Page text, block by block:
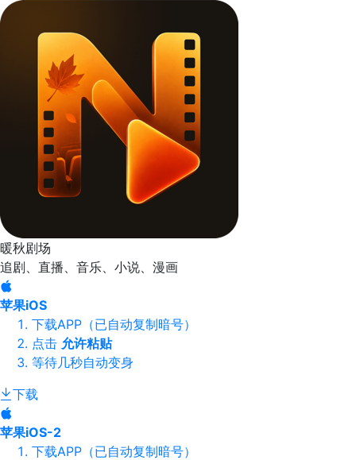
暖秋剧场
追剧、直播、音乐、小说、漫画
苹果iOS
下载APP（已自动复制暗号）
点击 允许粘贴
等待几秒自动变身
下载
苹果iOS-2
下载APP（已自动复制暗号）